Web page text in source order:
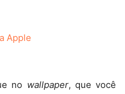
Apple
no wallpaper, que você